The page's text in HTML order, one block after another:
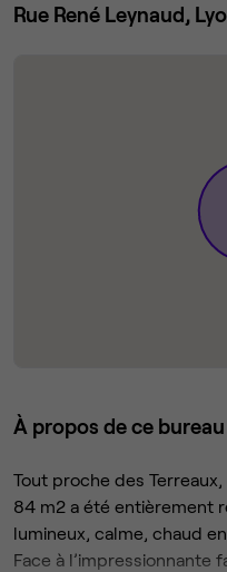
Rue René Leynaud,
À propos de ce bureau
Tout proche des
84 m2 a été entièrement
lumineux, calme, chaud
Face à l’impressionnante